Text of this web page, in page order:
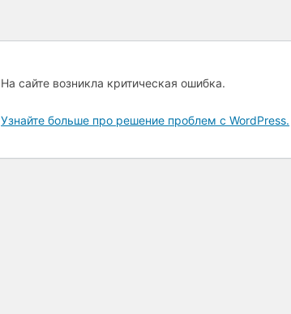
На сайте возникла критическая ошибка.
Узнайте больше про решение проблем с WordPress.